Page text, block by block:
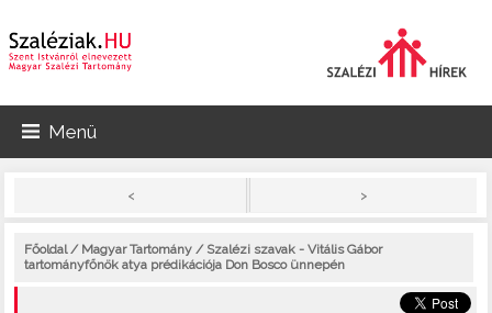
Menü
< >
Főoldal/ Magyar Tartomány / Szalézi szavak - Vitális Gábor
tartományfőnök atya prédikációja Don Bosco ünnepén